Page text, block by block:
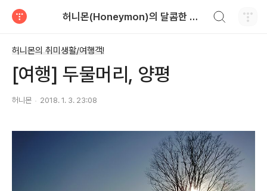
허니몬(Honeymon)의 달콤한 비행
허니몬의 취미생활/여행객!
[여행] 두물머리, 양평
허니몬 2018. 1. 3. 23:08